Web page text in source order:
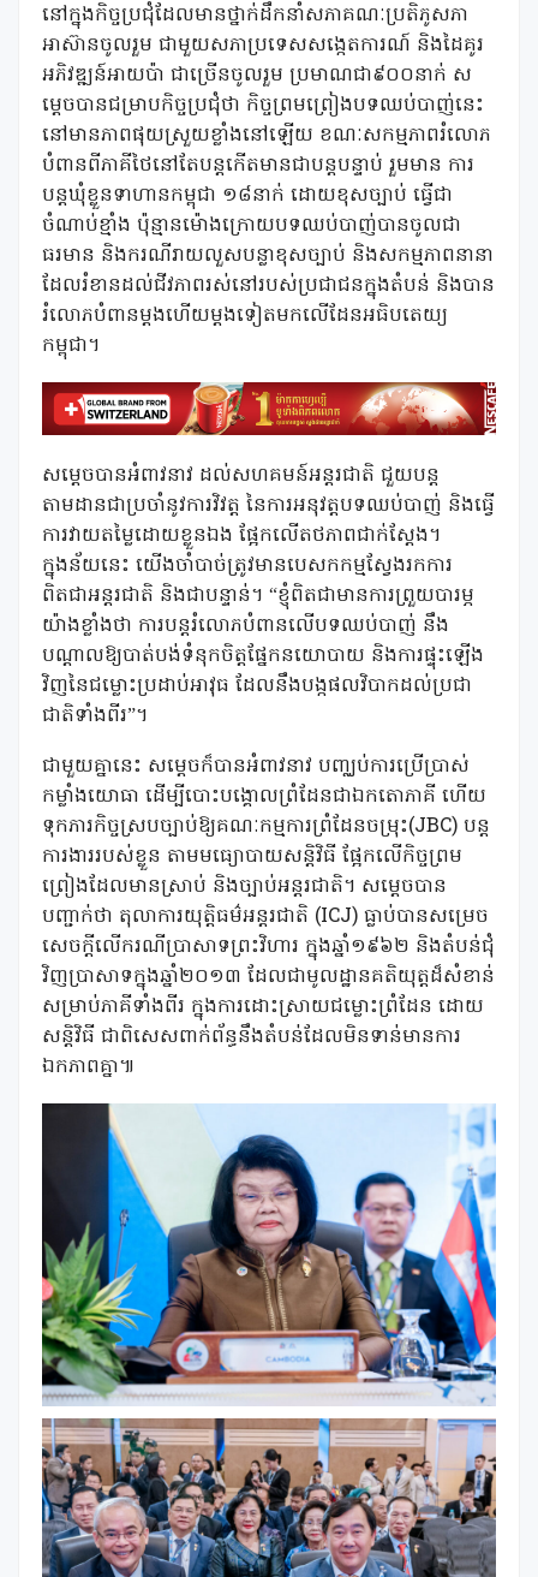
នៅក្នុងកិច្ចប្រជុំដែលមានថ្នាក់ដឹកនាំសភាគណៈប្រតិភូសភា
អាស៊ានចូលរួម ជាមួយសភាប្រទេសសង្កេតការណ៍ និងដៃគូរ
អភិវឌ្ឍន៍អាយប៉ា ជាច្រើនចូលរួម ប្រមាណជា៩០០នាក់ ស
ម្តេចបានជម្រាបកិច្ចប្រជុំថា កិច្ចព្រមព្រៀងបទឈប់បាញ់នេះ
នៅមានភាពផុយស្រួយខ្លាំងនៅឡើយ ខណៈសកម្មភាពរំលោភ
បំពានពីភាគីថៃនៅតែបន្តកើតមានជាបន្តបន្ទាប់ រួមមាន ការ
បន្តឃុំខ្លួនទាហានកម្ពុជា ១៨នាក់ ដោយខុសច្បាប់ ធ្វើជា
ចំណាប់ខ្មាំង ប៉ុន្មានម៉ោងក្រោយបទឈប់បាញ់បានចូលជា
ធរមាន និងករណីរាយលួសបន្លាខុសច្បាប់ និងសកម្មភាពនានា
ដែលរំខានដល់ជីវភាពរស់នៅរបស់ប្រជាជនក្នុងតំបន់ និងបាន
រំលោភបំពានម្តងហើយម្តងទៀតមកលើដែនអធិបតេយ្យ
កម្ពុជា។
សម្តេចបានអំពាវនាវ ដល់សហគមន៍អន្តរជាតិ ជួយបន្ត
តាមដានជាប្រចាំនូវការវិវត្ត នៃការអនុវត្តបទឈប់បាញ់ និងធ្វើ
ការវាយតម្លៃដោយខ្លួនឯង ផ្អែកលើតថភាពជាក់ស្តែង។
ក្នុងន័យនេះ យើងចាំបាច់ត្រូវមានបេសកកម្មស្វែងរកការ
ពិតជាអន្តរជាតិ និងជាបន្ទាន់។ “ខ្ញុំពិតជាមានការព្រួយបារម្ភ
យ៉ាងខ្លាំងថា ការបន្តរំលោភបំពានលើបទឈប់បាញ់ នឹង
បណ្តាលឱ្យបាត់បង់ទំនុកចិត្តផ្នែកនយោបាយ និងការផ្ទុះឡើង
វិញនៃជម្លោះប្រដាប់អាវុធ ដែលនឹងបង្កផលវិបាកដល់ប្រជា
ជាតិទាំងពីរ”។
ជាមួយគ្នានេះ សម្តេចក៏បានអំពាវនាវ បញ្ឈប់ការប្រើប្រាស់
កម្លាំងយោធា ដើម្បីបោះបង្គោលព្រំដែនជាឯកតោភាគី ហើយ
ទុកភារកិច្ចស្របច្បាប់ឱ្យគណៈកម្មការព្រំដែនចម្រុះ(JBC) បន្ត
ការងាររបស់ខ្លួន តាមមធ្យោបាយសន្តិវិធី ផ្អែកលើកិច្ចព្រម
ព្រៀងដែលមានស្រាប់ និងច្បាប់អន្តរជាតិ។ សម្តេចបាន
បញ្ជាក់ថា តុលាការយុត្តិធម៌អន្តរជាតិ (ICJ) ធ្លាប់បានសម្រេច
សេចក្តីលើករណីប្រាសាទព្រះវិហារ ក្នុងឆ្នាំ១៩៦២ និងតំបន់ជុំ
វិញប្រាសាទក្នុងឆ្នាំ២០១៣ ដែលជាមូលដ្ឋានគតិយុត្តដ៏សំខាន់
សម្រាប់ភាគីទាំងពីរ ក្នុងការដោះស្រាយជម្លោះព្រំដែន ដោយ
សន្តិវិធី ជាពិសេសពាក់ព័ន្ធនឹងតំបន់ដែលមិនទាន់មានការ
ឯកភាពគ្នា៕